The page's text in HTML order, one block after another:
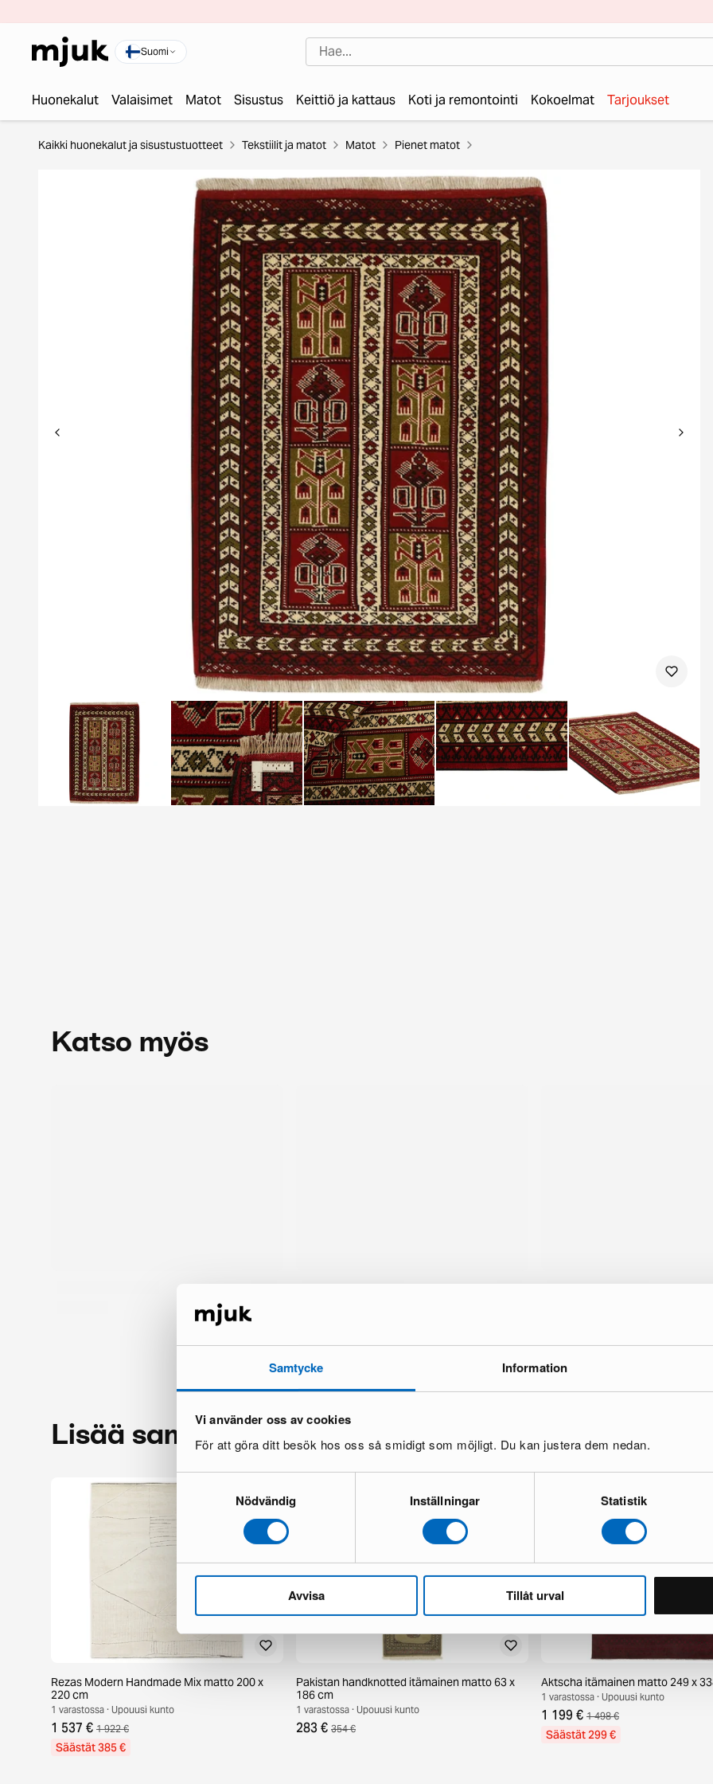
Samtycke Information
Vi använder oss av cookies
För att göra ditt besök hos oss så smidigt som möjligt. Du kan justera dem nedan.
Samtyckesval
Nödvändig Inställningar Statistik
Avvisa Tillåt urval
Suomi
Huonekalut Valaisimet Matot Sisustus Keittiö ja kattaus Koti ja remontointi Kokoelmat Tarjoukset
Kaikki huonekalut ja sisustustuotteet Tekstiilit ja matot Matot Pienet matot
Katso myös
Lisää samalta brändiltä
Rezas Modern Handmade Mix matto 200 x
220 cm
1 varastossa · Upouusi kunto
1 537 € 1 922 €
Säästät 385 €
Pakistan handknotted itämainen matto 63 x
186 cm
1 varastossa · Upouusi kunto
283 € 354 €
Aktscha itämainen matto 249 x
1 varastossa · Upouusi kunto
1 199 € 1 498 €
Säästät 299 €